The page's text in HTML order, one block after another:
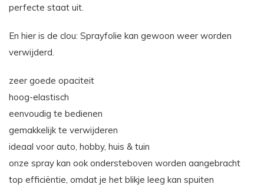
perfecte staat uit.
En hier is de clou: Sprayfolie kan gewoon weer worden
verwijderd.
zeer goede opaciteit
hoog-elastisch
eenvoudig te bedienen
gemakkelijk te verwijderen
ideaal voor auto, hobby, huis & tuin
onze spray kan ook ondersteboven worden aangebracht
top efficiëntie, omdat je het blikje leeg kan spuiten